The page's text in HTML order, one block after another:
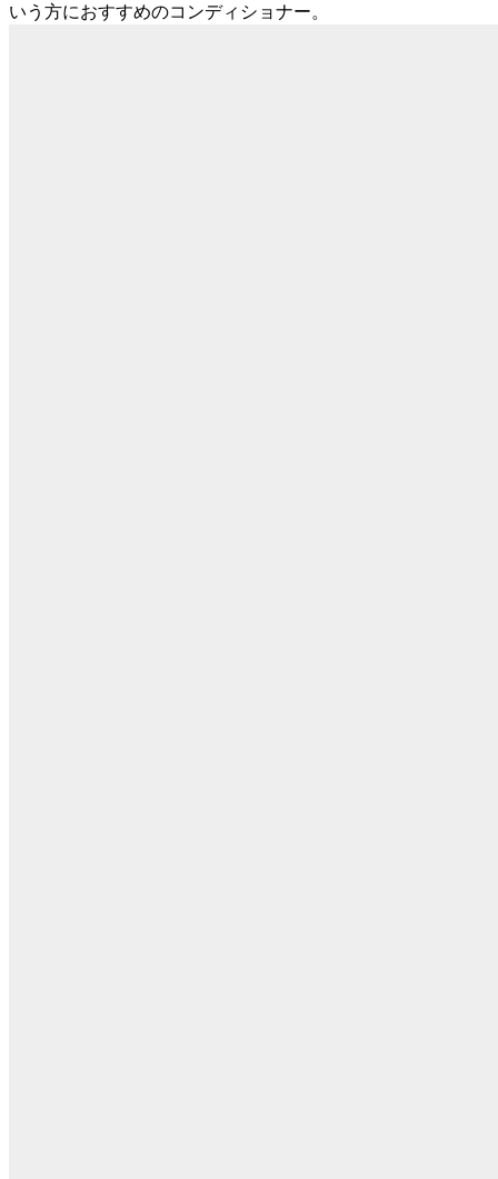
いう方におすすめのコンディショナー。